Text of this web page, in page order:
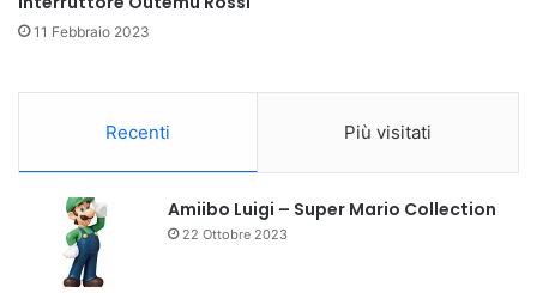
11 Febbraio 2023
Recenti Più visitati
Amiibo Luigi – Super Mario Collection
22 Ottobre 2023